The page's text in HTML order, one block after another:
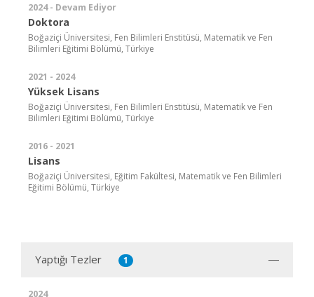
2024 - Devam Ediyor
Doktora
Boğaziçi Üniversitesi, Fen Bilimleri Enstitüsü, Matematik ve Fen
Bilimleri Eğitimi Bölümü, Türkiye
2021 - 2024
Yüksek Lisans
Boğaziçi Üniversitesi, Fen Bilimleri Enstitüsü, Matematik ve Fen
Bilimleri Eğitimi Bölümü, Türkiye
2016 - 2021
Lisans
Boğaziçi Üniversitesi, Eğitim Fakültesi, Matematik ve Fen Bilimleri
Eğitimi Bölümü, Türkiye
Yaptığı Tezler 1
2024